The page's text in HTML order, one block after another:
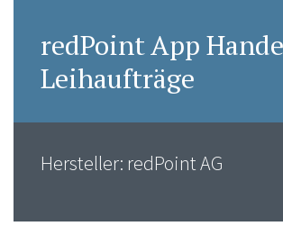
redPoint App
Leihaufträge
Hersteller: redPoint AG